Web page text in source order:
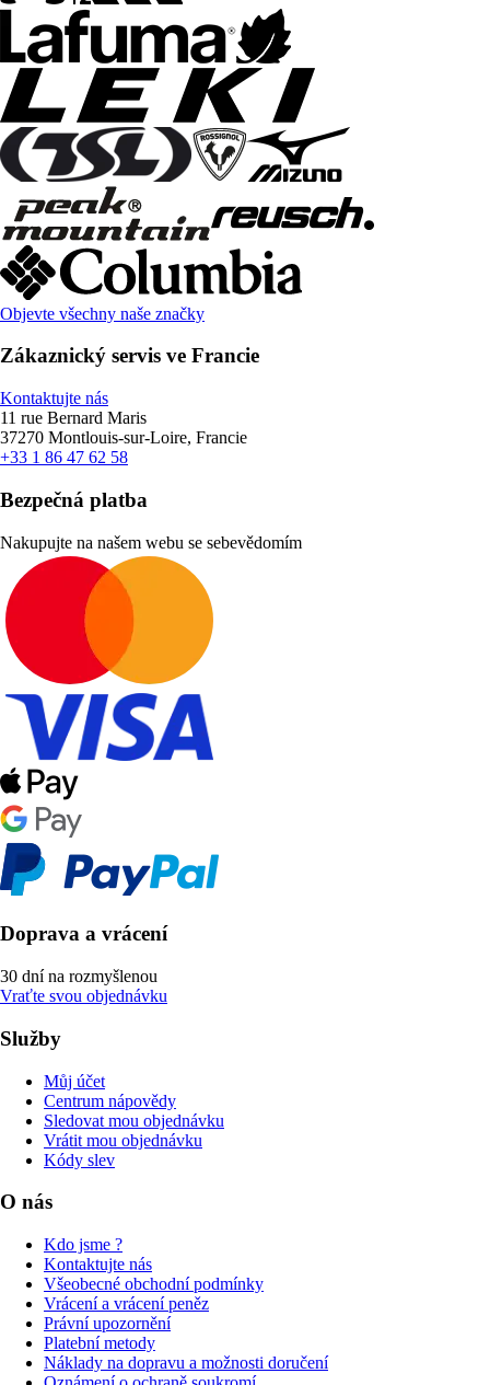
Objevte všechny naše značky
Zákaznický servis ve Francie
Kontaktujte nás
11 rue Bernard Maris
37270 Montlouis-sur-Loire, Francie
+33 1 86 47 62 58
Bezpečná platba
Nakupujte na našem webu se sebevědomím
Doprava a vrácení
30 dní na rozmyšlenou
Vraťte svou objednávku
Služby
Můj účet
Centrum nápovědy
Sledovat mou objednávku
Vrátit mou objednávku
Kódy slev
O nás
Kdo jsme ?
Kontaktujte nás
Všeobecné obchodní podmínky
Vrácení a vrácení peněz
Právní upozornění
Platební metody
Náklady na dopravu a možnosti doručení